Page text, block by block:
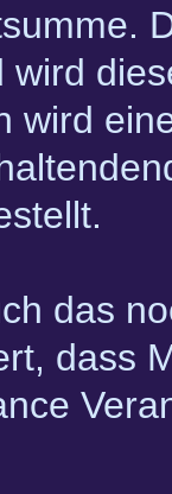
wird
wird
das
dass